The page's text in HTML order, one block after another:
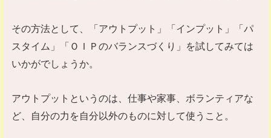
その方法として、「アウトプット」「インプット」「パ
スタイム」「ＯＩＰのバランスづくり」を試してみては
いかがでしょうか。
アウトプットというのは、仕事や家事、ボランティアな
ど、自分の力を自分以外のものに対して使うこと。